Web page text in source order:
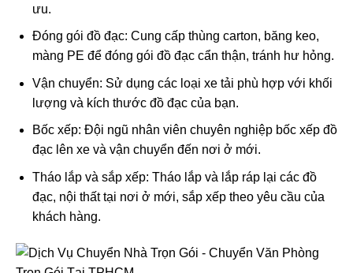
ưu.
Đóng gói đồ đạc: Cung cấp thùng carton, băng keo,
màng PE để đóng gói đồ đạc cẩn thận, tránh hư hỏng.
Vận chuyển: Sử dụng các loại xe tải phù hợp với khối
lượng và kích thước đồ đạc của bạn.
Bốc xếp: Đội ngũ nhân viên chuyên nghiệp bốc xếp đồ
đạc lên xe và vận chuyển đến nơi ở mới.
Tháo lắp và sắp xếp: Tháo lắp và lắp ráp lại các đồ
đạc, nội thất tại nơi ở mới, sắp xếp theo yêu cầu của
khách hàng.